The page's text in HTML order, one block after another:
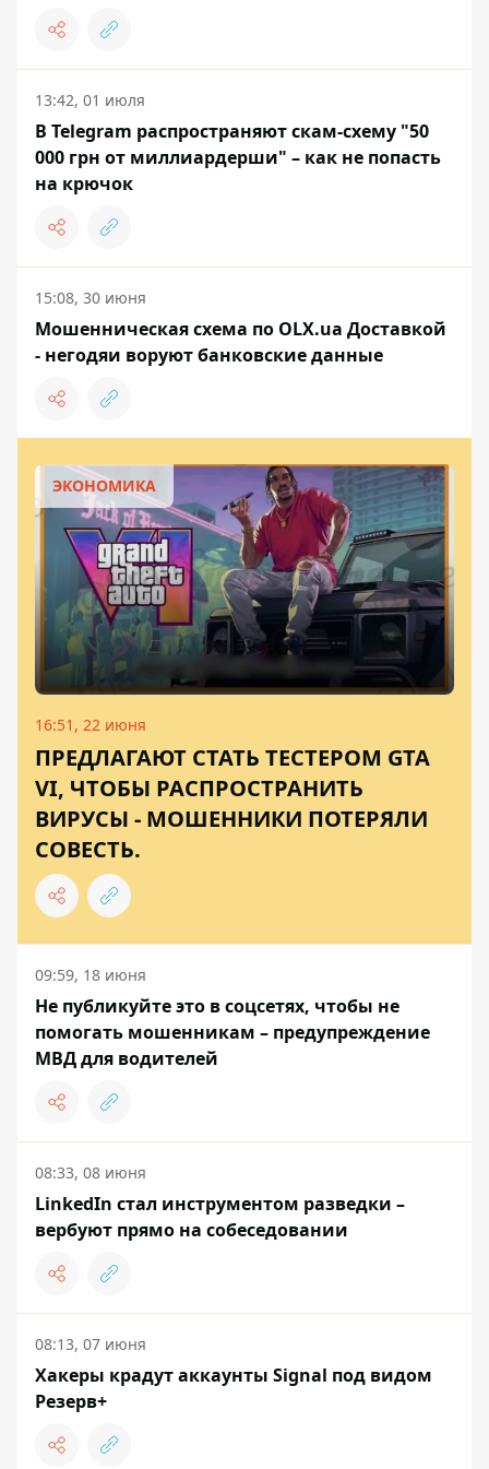
13:42, 01 июля
В Telegram распространяют скам-схему "50
000 грн от миллиардерши" – как не попасть
на крючок
15:08, 30 июня
Мошенническая схема по OLX.ua Доставкой
- негодяи воруют банковские данные
ЭКОНОМИКА
16:51, 22 июня
ПРЕДЛАГАЮТ СТАТЬ ТЕСТЕРОМ GTA
VI, ЧТОБЫ РАСПРОСТРАНИТЬ
ВИРУСЫ - МОШЕННИКИ ПОТЕРЯЛИ
СОВЕСТЬ.
09:59, 18 июня
Не публикуйте это в соцсетях, чтобы не
помогать мошенникам – предупреждение
МВД для водителей
08:33, 08 июня
LinkedIn стал инструментом разведки –
вербуют прямо на собеседовании
08:13, 07 июня
Хакеры крадут аккаунты Signal под видом
Резерв+